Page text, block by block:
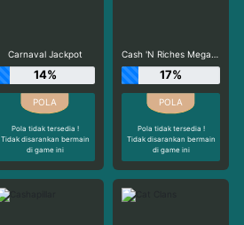
Carnaval Jackpot
14%
Pola tidak tersedia !
Tidak disarankan bermain
di game ini
Cash 'N Riches Megaways™
17%
Pola tidak tersedia !
Tidak disarankan bermain
di game ini